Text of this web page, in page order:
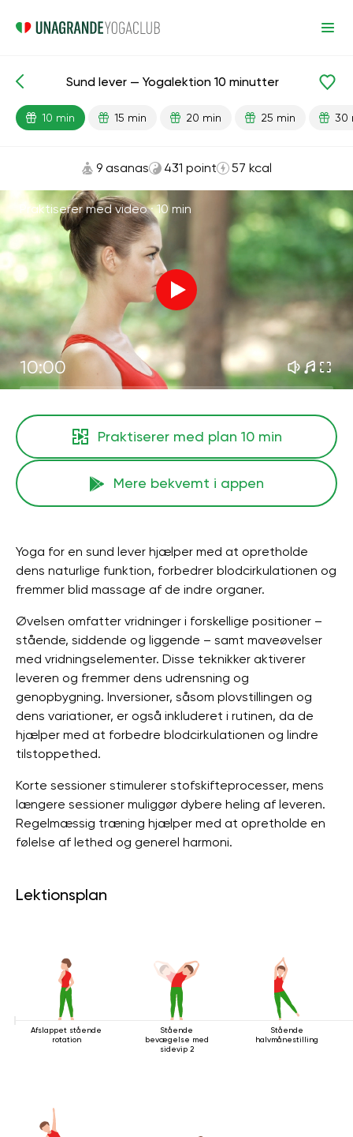
Færdiglavede lektioner Lever Fordøjelse
Sund lever — Yogalektion 10 minutter
10 min 15 min 20 min 25 min 30
9 asanas 431 point 57 kcal
Praktiserer med video ·10 min
10:00
Praktiserer med plan 10 min
Mere bekvemt i appen
Yoga for en sund lever hjælper med at opretholde
dens naturlige funktion, forbedrer blodcirkulationen og
fremmer blid massage af de indre organer.
Øvelsen omfatter vridninger i forskellige positioner –
stående, siddende og liggende – samt maveøvelser
med vridningselementer. Disse teknikker aktiverer
leveren og fremmer dens udrensning og
genopbygning. Inversioner, såsom plovstillingen og
dens variationer, er også inkluderet i rutinen, da de
hjælper med at forbedre blodcirkulationen og lindre
tilstoppethed.
Korte sessioner stimulerer stofskifteprocesser, mens
længere sessioner muliggør dybere heling af leveren.
Regelmæssig træning hjælper med at opretholde en
følelse af lethed og generel harmoni.
Lektionsplan
Afslappet stående
rotation
Stående
bevægelse med
sidevip 2
Stående
halvmånestilling